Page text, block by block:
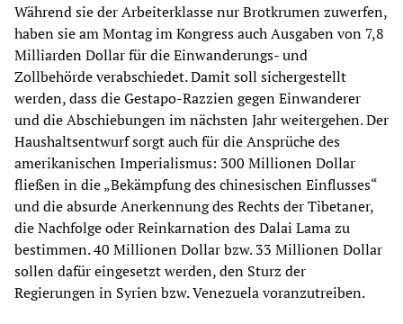
Während sie der Arbeiterklasse nur Brotkrumen zuwerfen,
haben sie am Montag im Kongress auch Ausgaben von 7,8
Milliarden Dollar für die Einwanderungs- und
Zollbehörde verabschiedet. Damit soll sichergestellt
werden, dass die Gestapo-Razzien gegen Einwanderer
und die Abschiebungen im nächsten Jahr weitergehen. Der
Haushaltsentwurf sorgt auch für die Ansprüche des
amerikanischen Imperialismus: 300 Millionen Dollar
fließen in die „Bekämpfung des chinesischen Einflusses“
und die absurde Anerkennung des Rechts der Tibetaner,
die Nachfolge oder Reinkarnation des Dalai Lama zu
bestimmen. 40 Millionen Dollar bzw. 33 Millionen Dollar
sollen dafür eingesetzt werden, den Sturz der
Regierungen in Syrien bzw. Venezuela voranzutreiben.